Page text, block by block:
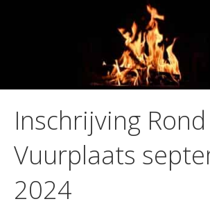
Inschrijving
Vuurplaats
2024